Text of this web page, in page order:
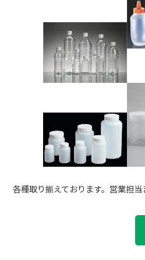
各種取り揃えております。営業担当